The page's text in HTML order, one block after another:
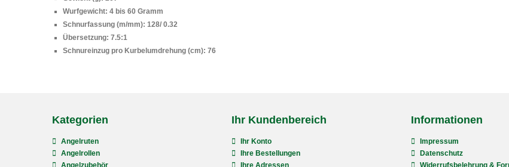
Wurfgewicht: 4 bis 60 Gramm
Schnurfassung (m/mm): 128/ 0.32
Übersetzung: 7.5:1
Schnureinzug pro Kurbelumdrehung (cm): 76
Kategorien
Angelruten
Angelrollen
Angelzubehör
Ihr Kundenbereich
Ihr Konto
Ihre Bestellungen
Ihre Adressen
Informationen
Impressum
Datenschutz
Widerrufsbelehrung &